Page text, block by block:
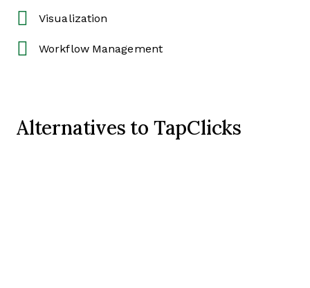
Visualization
Workflow Management
Alternatives to TapClicks